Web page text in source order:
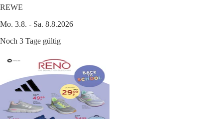
REWE
Mo. 3.8. - Sa. 8.8.2026
Noch 3 Tage gültig